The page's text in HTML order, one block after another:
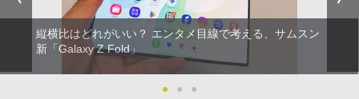
縦横比はどれがいい？ エンタメ目線で考える、サムスン
新「Galaxy Z Fold」
● ● ●